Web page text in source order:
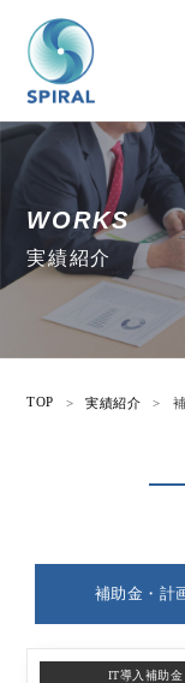
WORKS
実績紹介
TOP > 実績紹介 >
補助金・計
IT導入補助金